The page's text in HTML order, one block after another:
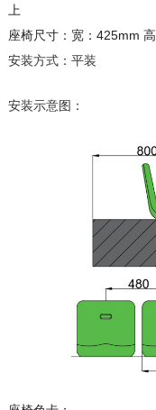
上
座椅尺寸：宽：425mm
安装方式：平装
安装示意图：